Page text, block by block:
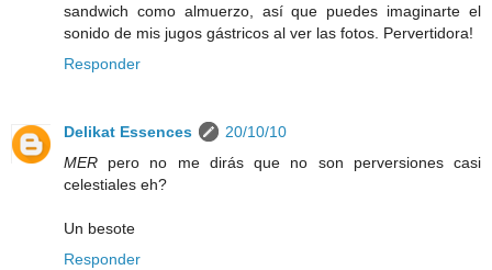
sandwich como almuerzo, así que puedes imaginarte el
sonido de mis jugos gástricos al ver las fotos. Pervertidora!
Responder
Delikat Essences
20/10/10
MER pero no me dirás que no son perversiones casi
celestiales eh?
Un besote
Responder